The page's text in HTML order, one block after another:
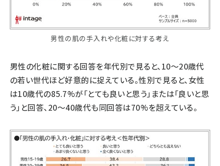
男性の肌の手入れや化粧に対する考え
男性の化粧に関する回答を年代別で見ると、10～20歳代
の若い世代ほど好意的に捉えている。性別で見ると、女性
は10歳代の85.7%が「とても良いと思う」または「良いと思
う」と回答、20～40歳代も同回答は70%を超えている。